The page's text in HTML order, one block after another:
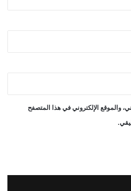
والموقع الإلكتروني في هذا المتصفح